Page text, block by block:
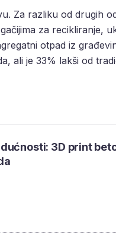
Za razliku od drugih
za recikliranje,
otpad iz
ali je 33% lakši od
3D print